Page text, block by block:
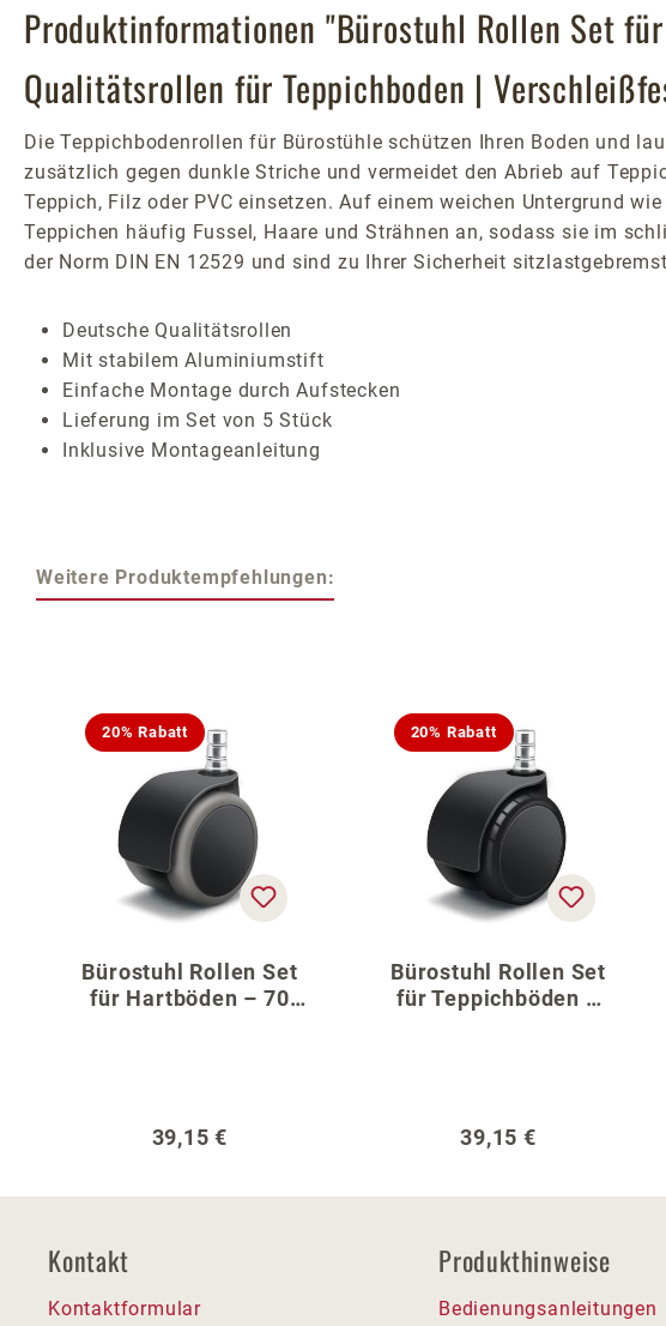
Produktinformationen "Bürostuhl Rollen Set
Qualitätsrollen für Teppichboden |
Die Teppichbodenrollen für Bürostühle schützen Ihren Boden und
zusätzlich gegen dunkle Striche und vermeidet den Abrieb auf
Teppich, Filz oder PVC einsetzen. Auf einem weichen Untergrund
Teppichen häufig Fussel, Haare und Strähnen an, sodass sie im
der Norm DIN EN 12529 und sind zu Ihrer Sicherheit
Deutsche Qualitätsrollen
Mit stabilem Aluminiumstift
Einfache Montage durch Aufstecken
Lieferung im Set von 5 Stück
Inklusive Montageanleitung
Weitere Produktempfehlungen:
20% Rabatt
Bürostuhl Rollen Set
für Hartböden – 70
Regulärer Preis:
39,15 €
20% Rabatt
Bürostuhl Rollen Set
für Teppichböden –
Regulärer Preis:
39,15 €
Kontakt
Kontaktformular
Produkthinweise
Bedienungsanleitungen